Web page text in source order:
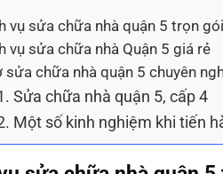
vụ sửa chữa nhà quận 5 trọn
vụ sửa chữa nhà Quận 5 giá rẻ
sửa chữa nhà quận 5 chuyên
Sửa chữa nhà quận 5, cấp 4
Một số kinh nghiệm khi tiến